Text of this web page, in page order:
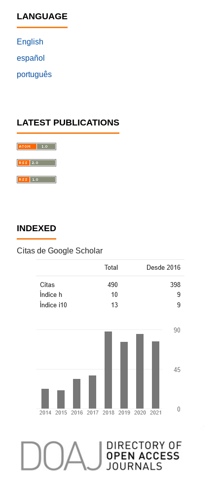
LANGUAGE
English
español
português
LATEST PUBLICATIONS
INDEXED
Citas de Google Scholar